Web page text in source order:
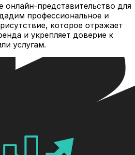
представительство для
профессиональное и
которое отражает
и укрепляет доверие к
услугам.